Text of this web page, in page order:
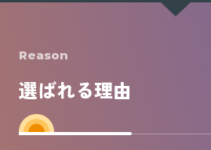
Reason
選ばれる理由